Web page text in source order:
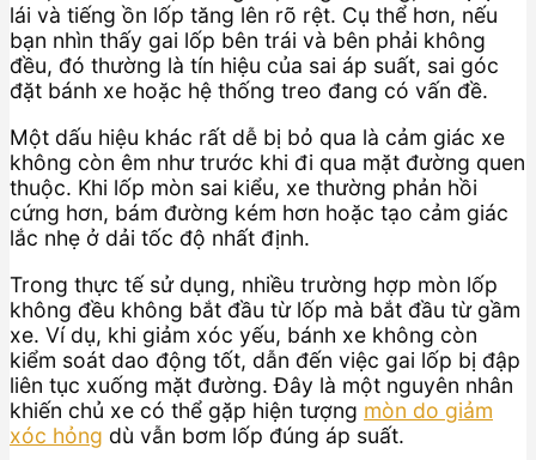
lái và tiếng ồn lốp tăng lên rõ rệt. Cụ thể hơn, nếu
bạn nhìn thấy gai lốp bên trái và bên phải không
đều, đó thường là tín hiệu của sai áp suất, sai góc
đặt bánh xe hoặc hệ thống treo đang có vấn đề.
Một dấu hiệu khác rất dễ bị bỏ qua là cảm giác xe
không còn êm như trước khi đi qua mặt đường quen
thuộc. Khi lốp mòn sai kiểu, xe thường phản hồi
cứng hơn, bám đường kém hơn hoặc tạo cảm giác
lắc nhẹ ở dải tốc độ nhất định.
Trong thực tế sử dụng, nhiều trường hợp mòn lốp
không đều không bắt đầu từ lốp mà bắt đầu từ gầm
xe. Ví dụ, khi giảm xóc yếu, bánh xe không còn
kiểm soát dao động tốt, dẫn đến việc gai lốp bị đập
liên tục xuống mặt đường. Đây là một nguyên nhân
khiến chủ xe có thể gặp hiện tượng mòn do giảm
xóc hỏng dù vẫn bơm lốp đúng áp suất.